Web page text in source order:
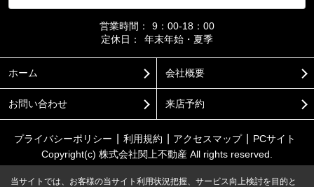
営業時間：
9：00-18：00
定休日：
年末年始・夏季
ホーム 会社概要
お問い合わせ 来店予約
プライバシーポリシー 利用規約 アクセスマップ
PCサイト
Copyright(c) 株式会社関上不動産 All rights reserved.
当サイトでは、お客様の当サイト利用状況把握、サービス向上検討を目的と